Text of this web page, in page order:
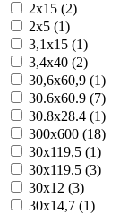
2x15 (2)
2x5 (1)
3,1x15 (1)
3,4x40 (2)
30,6x60,9 (1)
30.6x60.9 (7)
30.8x28.4 (1)
300x600 (18)
30x119,5 (1)
30x119.5 (3)
30x12 (3)
30x14,7 (1)